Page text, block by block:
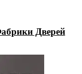
Дверей